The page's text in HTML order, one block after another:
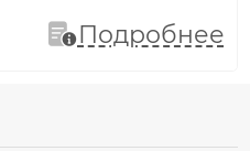
Подробнее